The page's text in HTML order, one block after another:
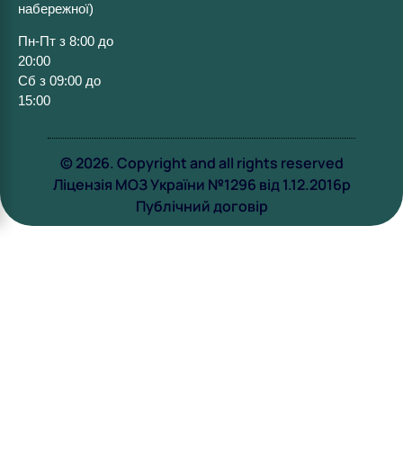
набережної)
Пн-Пт з 8:00 до
20:00
Сб з 09:00 до
15:00
© 2026. Copyright and all rights reserved
Ліцензія МОЗ України №1296 від 1.12.2016р
Публічний договір